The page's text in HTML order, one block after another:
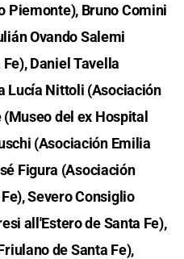
Piemonte), Bruno Comini
Ovando Salemi
Daniel Tavella
Lucía Nittoli (Asociación
del ex Hospital
(Asociación Emilia
Figura (Asociación
Severo Consiglio
all'Estero de Santa Fe),
de Santa Fe),